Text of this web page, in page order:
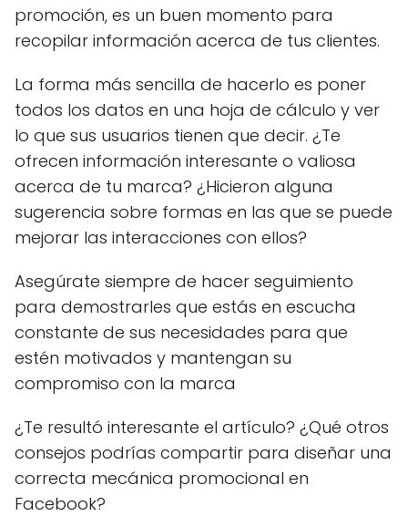
promoción, es un buen momento para
recopilar información acerca de tus clientes.
La forma más sencilla de hacerlo es poner
todos los datos en una hoja de cálculo y ver
lo que sus usuarios tienen que decir. ¿Te
ofrecen información interesante o valiosa
acerca de tu marca? ¿Hicieron alguna
sugerencia sobre formas en las que se puede
mejorar las interacciones con ellos?
Asegúrate siempre de hacer seguimiento
para demostrarles que estás en escucha
constante de sus necesidades para que
estén motivados y mantengan su
compromiso con la marca
¿Te resultó interesante el artículo? ¿Qué otros
consejos podrías compartir para diseñar una
correcta mecánica promocional en
Facebook?